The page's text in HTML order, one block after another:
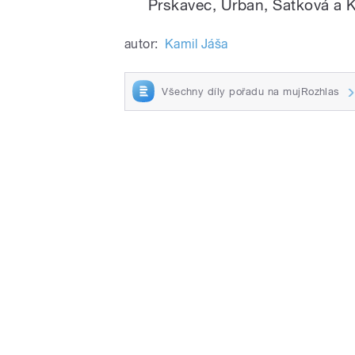
Prskavec, Urban, Satková a
autor: Kamil Jáša
Všechny díly pořadu na mujRozhlas